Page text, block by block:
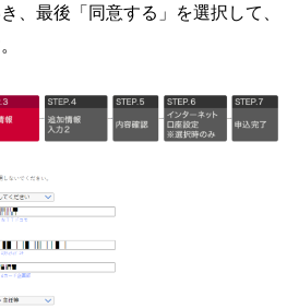
、最後「同意する」を選択して、